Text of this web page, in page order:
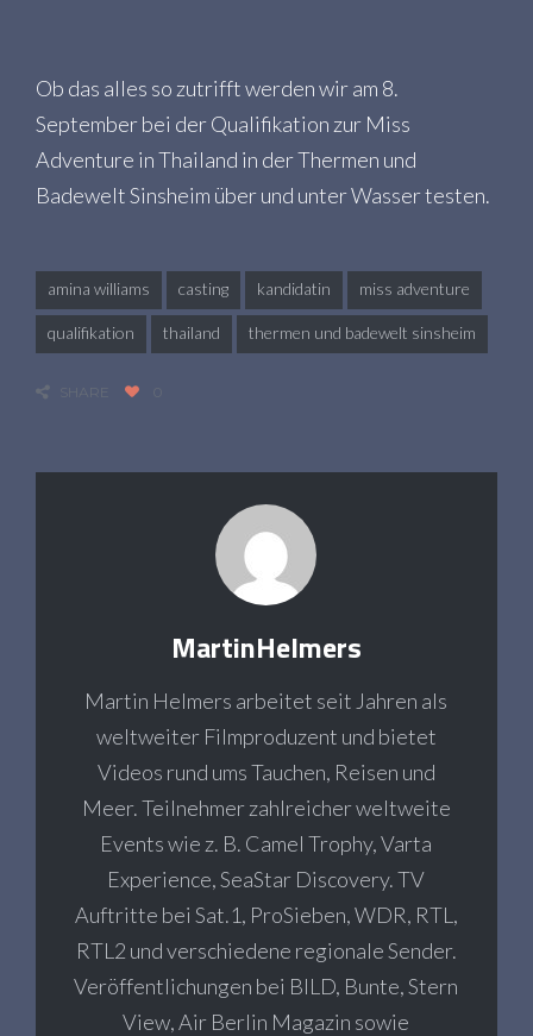
Ob das alles so zutrifft werden wir am 8.
September bei der Qualifikation zur Miss
Adventure in Thailand in der Thermen und
Badewelt Sinsheim über und unter Wasser testen.
amina williams casting kandidatin miss adventure
qualifikation thailand thermen und badewelt sinsheim
SHARE
MartinHelmers
Martin Helmers arbeitet seit Jahren als
weltweiter Filmproduzent und bietet
Videos rund ums Tauchen, Reisen und
Meer. Teilnehmer zahlreicher weltweite
Events wie z. B. Camel Trophy, Varta
Experience, SeaStar Discovery. TV
Auftritte bei Sat.1, ProSieben, WDR, RTL,
RTL2 und verschiedene regionale Sender.
Veröffentlichungen bei BILD, Bunte, Stern
View, Air Berlin Magazin sowie